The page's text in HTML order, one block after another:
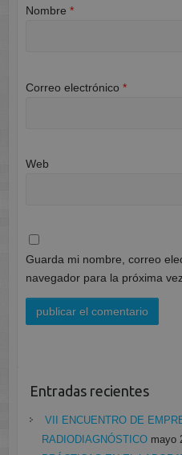
Nombre *
Correo electrónico *
Web
Guarda mi nombre, correo
navegador para la próxima
Entradas recientes
VII ENCUENTRO DE
RADIODIAGNÓSTICO mayo